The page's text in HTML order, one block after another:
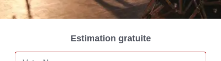
Estimation gratuite